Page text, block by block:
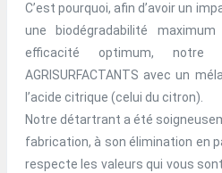
C’est pourquoi, afin d’avoir un
une biodégradabilité
efficacité optimum, notre
AGRISURFACTANTS avec un
l’acide citrique (celui du citron).
Notre détartrant a été
fabrication, à son élimination en
respecte les valeurs qui vous